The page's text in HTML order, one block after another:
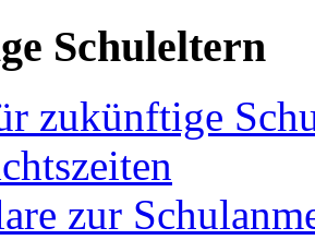
Schuleltern
zukünftige
zur